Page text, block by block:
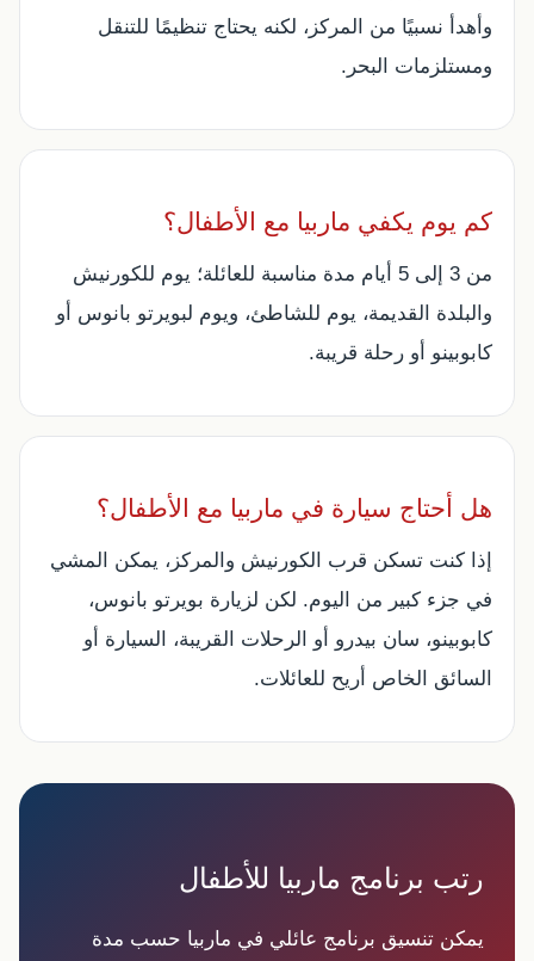
وأهدأ نسبيًا من المركز، لكنه يحتاج تنظيمًا للتنقل
ومستلزمات البحر.
كم يوم يكفي ماربيا مع الأطفال؟
من 3 إلى 5 أيام مدة مناسبة للعائلة؛ يوم للكورنيش
والبلدة القديمة، يوم للشاطئ، ويوم لبويرتو بانوس أو
كابوبينو أو رحلة قريبة.
هل أحتاج سيارة في ماربيا مع الأطفال؟
إذا كنت تسكن قرب الكورنيش والمركز، يمكن المشي
في جزء كبير من اليوم. لكن لزيارة بويرتو بانوس،
كابوبينو، سان بيدرو أو الرحلات القريبة، السيارة أو
السائق الخاص أريح للعائلات.
رتب برنامج ماربيا للأطفال
يمكن تنسيق برنامج عائلي في ماربيا حسب مدة